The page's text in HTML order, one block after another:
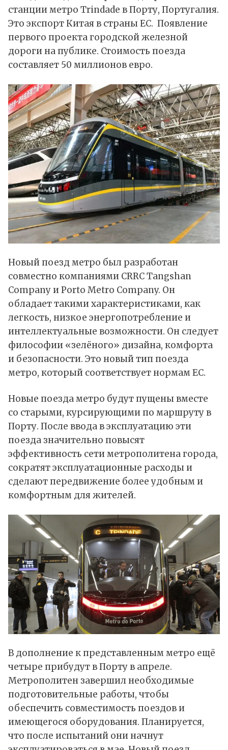
станции метро Trindade в Порту, Португалия.
Это экспорт Китая в страны ЕС. Появление
первого проекта городской железной
дороги на публике. Стоимость поезда
составляет 50 миллионов евро.
Новый поезд метро был разработан
совместно компаниями CRRC Tangshan
Company и Porto Metro Company. Он
обладает такими характеристиками, как
легкость, низкое энергопотребление и
интеллектуальные возможности. Он следует
философии «зелёного» дизайна, комфорта
и безопасности. Это новый тип поезда
метро, который соответствует нормам ЕС.
Новые поезда метро будут пущены вместе
со старыми, курсирующими по маршруту в
Порту. После ввода в эксплуатацию эти
поезда значительно повысят
эффективность сети метрополитена города,
сократят эксплуатационные расходы и
сделают передвижение более удобным и
комфортным для жителей.
В дополнение к представленным метро ещё
четыре прибудут в Порту в апреле.
Метрополитен завершил необходимые
подготовительные работы, чтобы
обеспечить совместимость поездов и
имеющегося оборудования. Планируется,
что после испытаний они начнут